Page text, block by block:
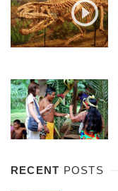
RECENT POSTS